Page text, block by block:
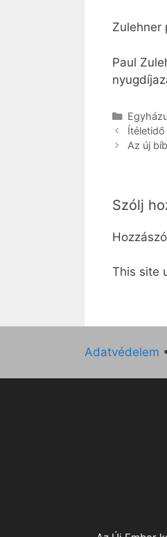
Zulehner
Paul
Az új
Szólj
This site
Adatvédelem